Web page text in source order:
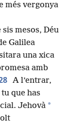
més vergonya
mesos, Déu
Galilea
una xica
amb
A l’entrar,
que has
Jehovà *